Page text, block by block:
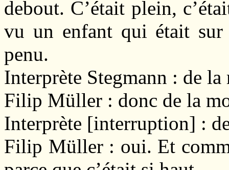
debout. C’était plein,
vu un enfant qui était
penu.
Interprète Stegmann : de la
Filip Müller : donc de la
Interprète [interruption] :
Filip Müller : oui. Et